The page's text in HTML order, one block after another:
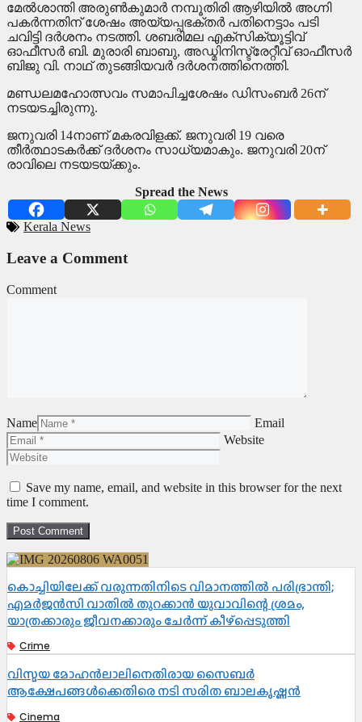
മേൽശാന്തി അരുൺകുമാർ നമ്പൂതിരി ആഴിയിൽ അഗ്നി
പകർന്നതിന് ശേഷം അയ്യപ്പഭക്തർ പതിനെട്ടാം പടി
ചവിട്ടി ദർശനം നടത്തി. ശബരിമല എക്‌സിക്യൂട്ടിവ്
ഓഫീസർ ബി. മുരാരി ബാബു, അഡ്മിനിസ്ട്രേറ്റീവ് ഓഫീസർ
ബിജു വി. നാഥ്‌ തുടങ്ങിയവർ ദർശനത്തിനെത്തി.
മണ്ഡലമഹോത്സവം സമാപിച്ചശേഷം ഡിസംബർ 26ന്
നടയടച്ചിരുന്നു.
ജനുവരി 14നാണ് മകരവിളക്ക്. ജനുവരി 19 വരെ
തീർത്ഥാടകർക്ക് ദർശനം സാധ്യമാകും. ജനുവരി 20ന്
രാവിലെ നടയടയ്‌ക്കും.
Spread the News
Kerala News
Leave a Comment
Comment
Name
Email
Website
Save my name, email, and website in this browser for the next
time I comment.
കൊച്ചിയിലേക്ക് വരുന്നതിനിടെ വിമാനത്തിൽ പരിഭ്രാന്തി;
എമർജൻസി വാതിൽ തുറക്കാൻ യുവാവിന്റെ ശ്രമം,
യാത്രക്കാരും ജീവനക്കാരും ചേർന്ന് കീഴ്പ്പെടുത്തി
Crime
വിസ്മയ മോഹൻലാലിനെതിരായ സൈബർ
ആക്ഷേപങ്ങൾക്കെതിരെ നടി സരിത ബാലകൃഷ്ണൻ
Cinema